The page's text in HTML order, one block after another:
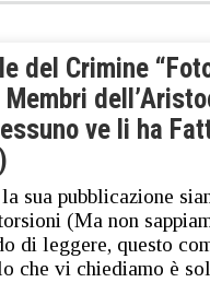
del Crimine
ve li ha
sua pubblicazione
(Ma non
di leggere, questo
che vi chiediamo è